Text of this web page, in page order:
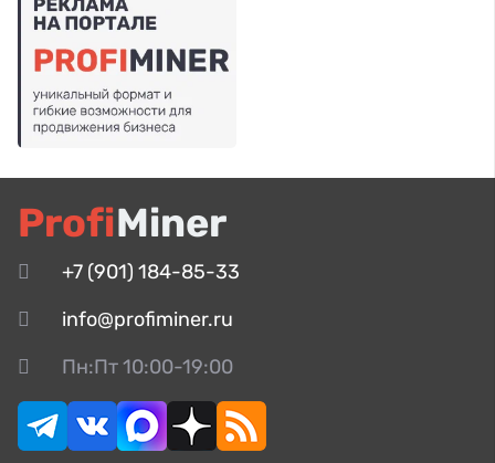
ProfiMiner
+7 (901) 184-85-33
info@profiminer.ru
Пн:Пт 10:00-19:00